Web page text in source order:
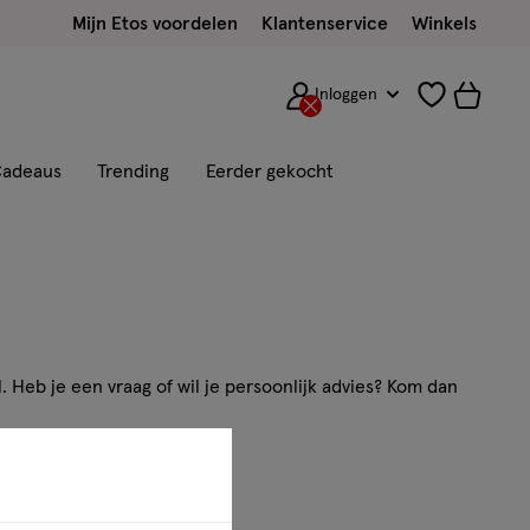
Mijn Etos voordelen Klantenservice Winkels
Inloggen
Trending Eerder gekocht
je een vraag of wil je persoonlijk advies? Kom dan